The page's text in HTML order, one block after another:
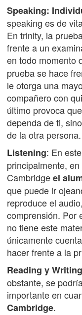
Speaking:
speaking es de
En trinity, la
frente a un
en todo momento
prueba se hace
le otorga una
compañero con
último provoca
dependa de ti,
de la otra persona.
Listening: En
principalmente,
Cambridgeel
que puede ir
reproduce el
comprensión. Por
no tiene este
únicamente
hacer frente a la
Reading y Writing
obstante, se
importante en
Cambridge.